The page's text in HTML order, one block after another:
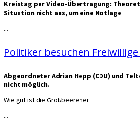
Kreistag per Video-Übertragung:
Situation nicht aus, um eine Notlage
...
Politiker besuchen
Abgeordneter Adrian Hepp (CDU) und
nicht möglich.
Wie gut ist die Großbeerener
...